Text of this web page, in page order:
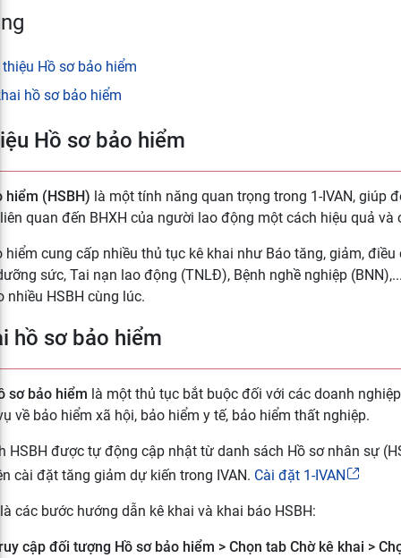
Hồ sơ bảo hiểm
hồ sơ bảo hiểm
Hồ sơ bảo hiểm
hiểm (HSBH) là một tính năng quan trọng trong 1-IVAN, giúp
quan đến BHXH của người lao động một cách hiệu quả và
hiểm cung cấp nhiều thủ tục kê khai như Báo tăng, giảm, điều
sức, Tai nạn lao động (TNLĐ), Bệnh nghề nghiệp
nhiều HSBH cùng lúc.
hồ sơ bảo hiểm
sơ bảo hiểm là một thủ tục bắt buộc đối với các doanh
về bảo hiểm xã hội, bảo hiểm y tế, bảo hiểm thất nghiệp.
HSBH được tự động cập nhật từ danh sách Hồ sơ nhân sự
cài đặt tăng giảm dự kiến trong IVAN. Cài đặt 1-IVAN
các bước hướng dẫn kê khai và khai báo HSBH:
cập đối tượng Hồ sơ bảo hiểm > Chọn tab Chờ kê khai >